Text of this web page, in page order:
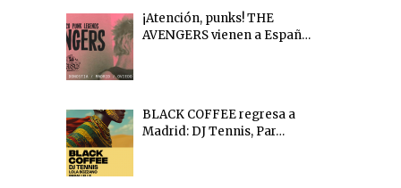
¡Atención, punks! THE
AVENGERS vienen a Españ…
BLACK COFFEE regresa a
Madrid: DJ Tennis, Par…